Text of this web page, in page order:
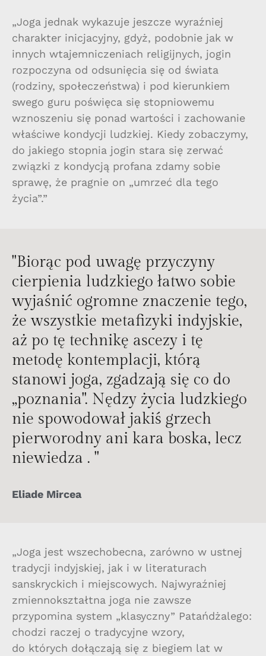
„Joga jednak wykazuje jeszcze wyraźniej
charakter inicjacyjny, gdyż, podobnie jak w
innych wtajemniczeniach religijnych, jogin
rozpoczyna od odsunięcia się od świata
(rodziny, społeczeństwa) i pod kierunkiem
swego guru poświęca się stopniowemu
wznoszeniu się ponad wartości i zachowanie
właściwe kondycji ludzkiej. Kiedy zobaczymy,
do jakiego stopnia jogin stara się zerwać
związki z kondycją profana zdamy sobie
sprawę, że pragnie on „umrzeć dla tego
życia”.”
"Biorąc pod uwagę przyczyny
cierpienia ludzkiego łatwo sobie
wyjaśnić ogromne znaczenie tego,
że wszystkie metafizyki indyjskie,
aż po tę technikę ascezy i tę
metodę kontemplacji, którą
stanowi joga, zgadzają się co do
„poznania". Nędzy życia ludzkiego
nie spowodował jakiś grzech
pierworodny ani kara boska, lecz
niewiedza . "
Eliade Mircea
„Joga jest wszechobecna, zarówno w ustnej
tradycji indyjskiej, jak i w literaturach
sanskryckich i miejscowych. Najwyraźniej
zmiennokształtna joga nie zawsze
przypomina system „klasyczny” Patańdżalego:
chodzi raczej o tradycyjne wzory,
do których dołączają się z biegiem lat w